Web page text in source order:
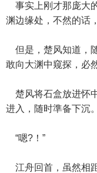
事实上刚才那庞大
渊边缘处，不然的话
但是，楚风知道，
敢向大渊中窥探，必
楚风将石盒放进怀
进入，随时準备下沉。
“嗯?！”
江舟回首，虽然相